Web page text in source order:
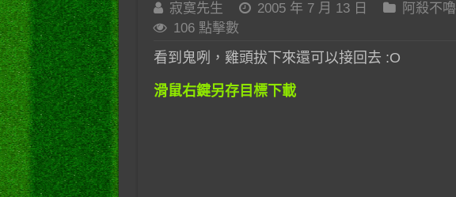
寂寞先生 2005 年 7 月 13 日 阿殺不嚕
106 點擊數
看到鬼咧，雞頭拔下來還可以接回去 :O
滑鼠右鍵另存目標下載